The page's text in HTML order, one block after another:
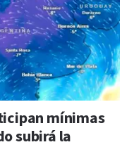
mínimas
subirá la